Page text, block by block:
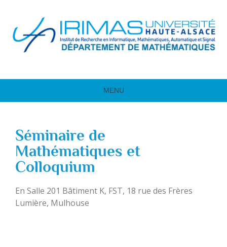
MENU
Séminaire de
Mathématiques et
Colloquium
En Salle 201 Bâtiment K, FST, 18 rue des Frères
Lumière, Mulhouse